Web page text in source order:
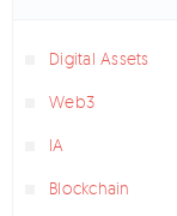
Digital Assets
Web3
IA
Blockchain